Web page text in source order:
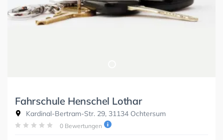
Fahrschule Henschel Lothar
Kardinal-Bertram-Str. 29, 31134 Ochtersum
0 Bewertungen